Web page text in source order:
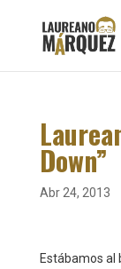
Down”
Abr 24, 2013
Estábamos al